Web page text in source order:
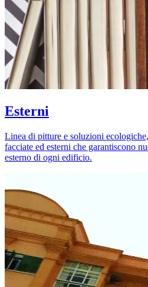
Esterni
Linea di pitture e soluzioni
facciate ed esterni che garantiscono
esterno di ogni edificio.